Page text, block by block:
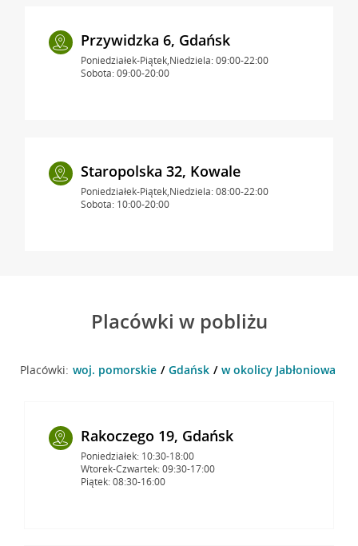
Przywidzka 6, Gdańsk
Poniedziałek-Piątek,Niedziela: 09:00-22:00
Sobota: 09:00-20:00
Staropolska 32, Kowale
Poniedziałek-Piątek,Niedziela: 08:00-22:00
Sobota: 10:00-20:00
Placówki w pobliżu
Placówki: woj. pomorskie Gdańsk w okolicy Jabłoniowa 19
Rakoczego 19, Gdańsk
Poniedziałek: 10:30-18:00
Wtorek-Czwartek: 09:30-17:00
Piątek: 08:30-16:00